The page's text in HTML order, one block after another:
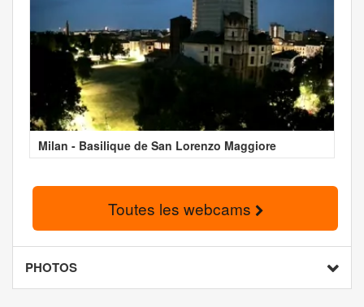
Milan - Basilique de San Lorenzo Maggiore
Toutes les webcams
PHOTOS